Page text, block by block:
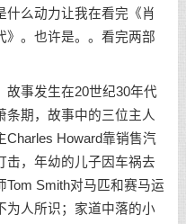
么动力让我在看完《肖
》。也许是。。看完两部
事发生在20世纪30年代
条期，故事中的三位主人
Charles Howard靠销售汽
击，年幼的儿子因车祸去
Smith对马匹和赛马运
为人所识；家道中落的小